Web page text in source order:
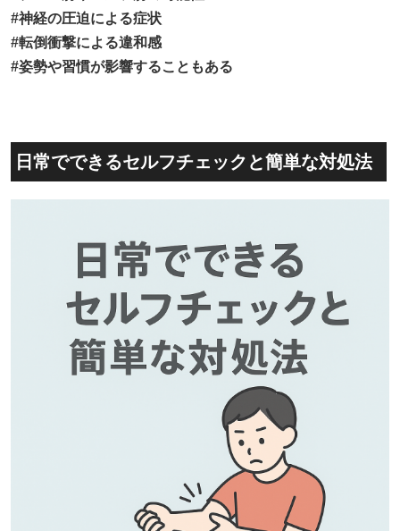
#神経の圧迫による症状
#転倒衝撃による違和感
#姿勢や習慣が影響することもある
日常でできるセルフチェックと簡単な対処法